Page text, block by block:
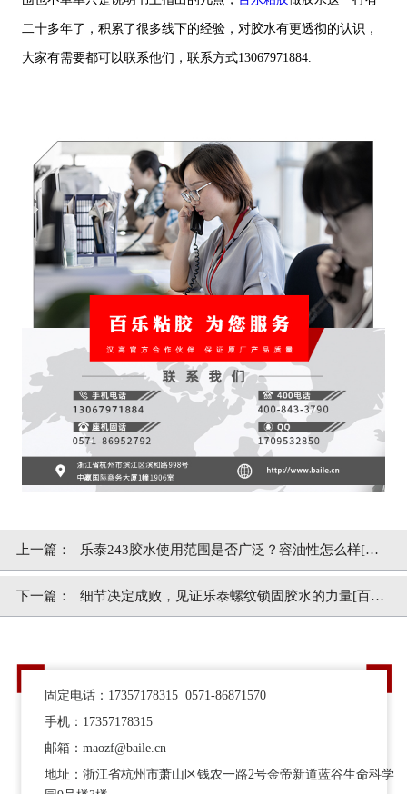
二十多年了，积累了很多线下的经验，对胶水有更透彻的认识，
大家有需要都可以联系他们，联系方式13067971884.
上一篇： 乐泰243胶水使用范围是否广泛？容油性怎么样[百
乐粘胶]
下一篇： 细节决定成败，见证乐泰螺纹锁固胶水的力量[百乐
固定电话：17357178315 0571-86871570
手机：17357178315
邮箱：maozf@baile.cn
地址：浙江省杭州市萧山区钱农一路2号金帝新道蓝谷生命科学